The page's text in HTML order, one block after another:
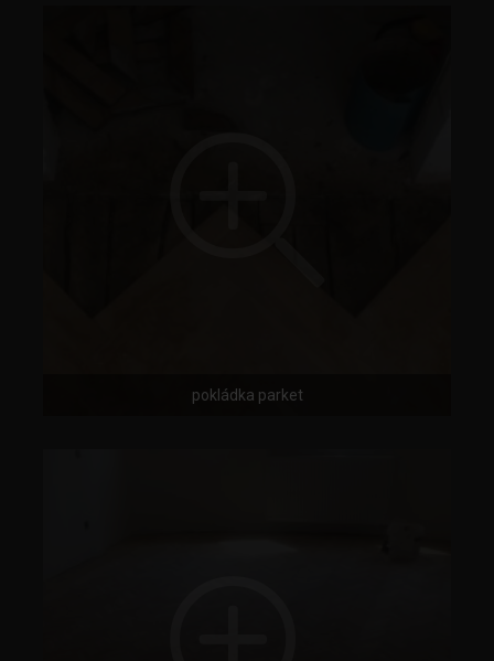
pokládka parket